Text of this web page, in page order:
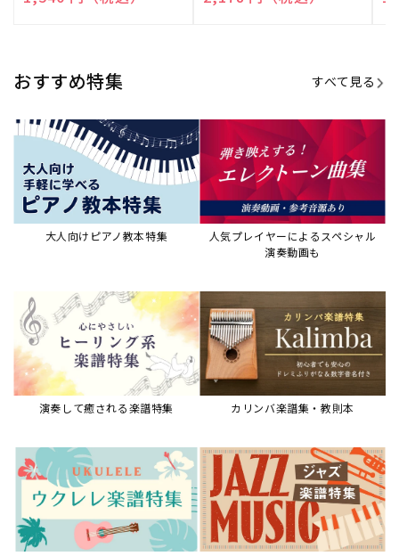
おすすめ特集 すべて見る
大人向けピアノ教本特集
人気プレイヤーによるスペシャル
演奏動画も
演奏して癒される楽譜特集 カリンバ楽譜集・教則本